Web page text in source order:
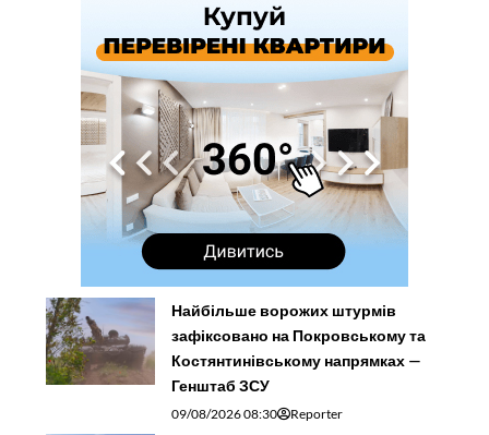
Найбільше ворожих штурмів
зафіксовано на Покровському та
Костянтинівському напрямках —
Генштаб ЗСУ
09/08/2026 08:30 Reporter